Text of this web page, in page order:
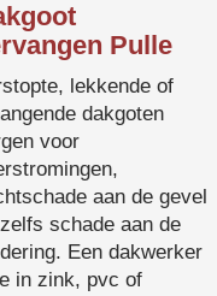
Pulle
lekkende of
dakgoten
voor
aan de gevel
schade aan de
Een dakwerker
in zink, pvc of